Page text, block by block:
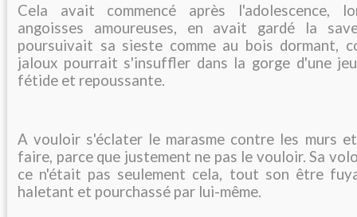
Cela avait commencé après l'adolescence,
angoisses amoureuses, en avait gardé la
poursuivait sa sieste comme au bois dormant,
jaloux pourrait s'insuffler dans la gorge d'une
fétide et repoussante.
A vouloir s'éclater le marasme contre les murs
faire, parce que justement ne pas le vouloir. Sa
ce n'était pas seulement cela, tout son être
haletant et pourchassé par lui-même.